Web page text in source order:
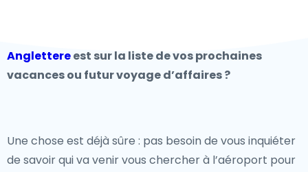
Anglettereest sur la liste de vos prochaines
vacances ou futur voyage d’affaires ?
Une chose est déjà sûre : pas besoin de vous inquiéter
de savoir qui va venir vous chercher à l’aéroport pour